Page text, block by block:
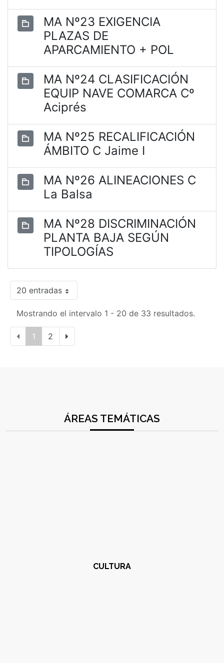
MA Nº23 EXIGENCIA
PLAZAS DE
APARCAMIENTO + POL
MA Nº24 CLASIFICACIÓN
EQUIP NAVE COMARCA Cº
Aciprés
MA Nº25 RECALIFICACIÓN
ÁMBITO C Jaime I
MA Nº26 ALINEACIONES C
La Balsa
MA Nº28 DISCRIMINACIÓN
PLANTA BAJA SEGÚN
TIPOLOGÍAS
20 entradas
Mostrando el intervalo 1 - 20 de 33 resultados.
1 2
ÁREAS TEMÁTICAS
CULTURA